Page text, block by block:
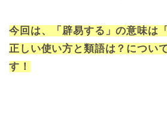
今回は、「辟易する」の意味は
正しい使い方と類語は？につい
す！